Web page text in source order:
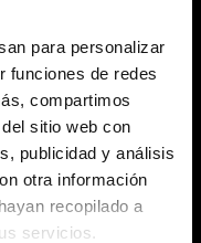
para personalizar
funciones de redes
compartimos
sitio web con
publicidad y análisis
otra información
recopilado a
servicios.